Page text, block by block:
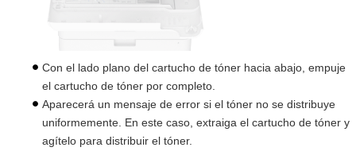
Con el lado plano del cartucho de tóner hacia abajo, empuje
el cartucho de tóner por completo.
Aparecerá un mensaje de error si el tóner no se distribuye
uniformemente. En este caso, extraiga el cartucho de tóner y
agítelo para distribuir el tóner.